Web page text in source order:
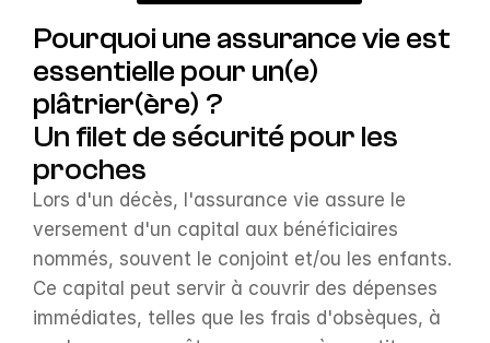
Pourquoi une assurance vie est
essentielle pour un(e)
plâtrier(ère) ?
Un filet de sécurité pour les
proches
Lors d'un décès, l'assurance vie assure le
versement d'un capital aux bénéficiaires
nommés, souvent le conjoint et/ou les enfants.
Ce capital peut servir à couvrir des dépenses
immédiates, telles que les frais d'obsèques, à